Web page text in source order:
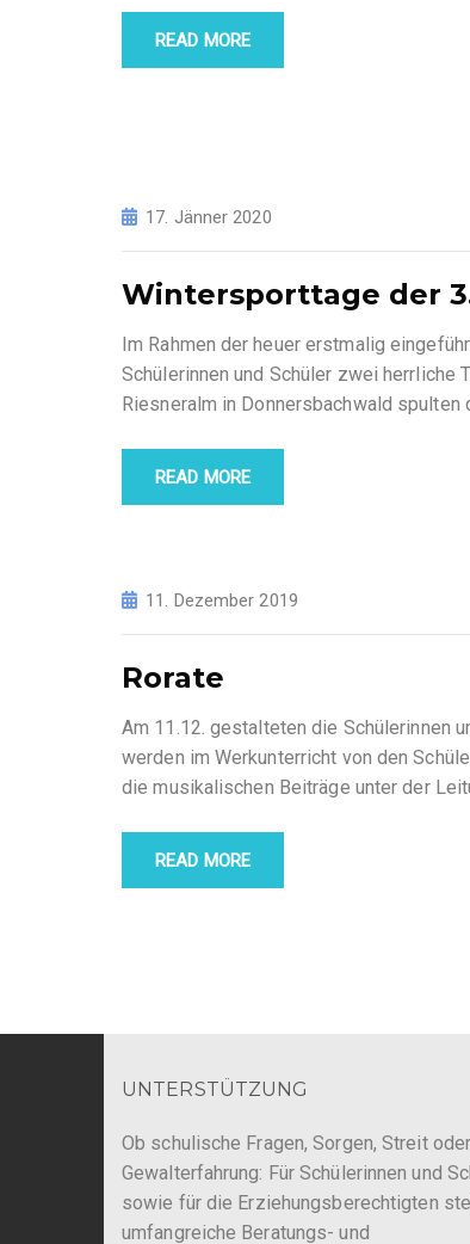
READ MORE
17. Jänner 2020
Wintersporttage der
Im Rahmen der heuer erstmalig
Schülerinnen und Schüler zwei herrliche
Riesneralm in Donnersbachwald
READ MORE
11. Dezember 2019
Rorate
Am 11.12. gestalteten die Schülerinnen
werden im Werkunterricht von den
die musikalischen Beiträge unter der
READ MORE
UNTERSTÜTZUNG
Ob schulische Fragen, Sorgen, Streit oder
Gewalterfahrung: Für Schülerinnen und
sowie für die Erziehungsberechtigten
umfangreiche Beratungs- und